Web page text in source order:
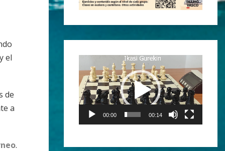
el
de
a
.
Reproductor
de
vídeo
00:00 00:14